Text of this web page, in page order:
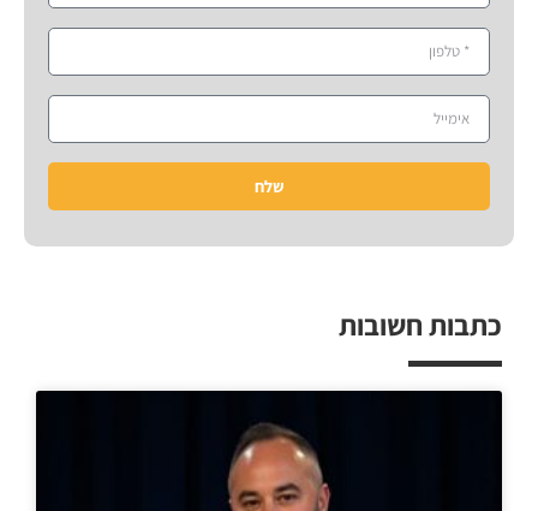
שלח
כתבות חשובות